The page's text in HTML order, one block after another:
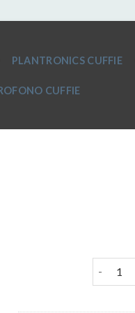
PLANTRONICS CUFFIE
CUFFIE